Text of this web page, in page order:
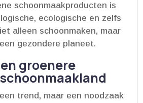
schoonmaakproducten is
ecologische en zelfs
alleen schoonmaken, maar
gezondere planeet.​
groenere
trend, maar een noodzaak